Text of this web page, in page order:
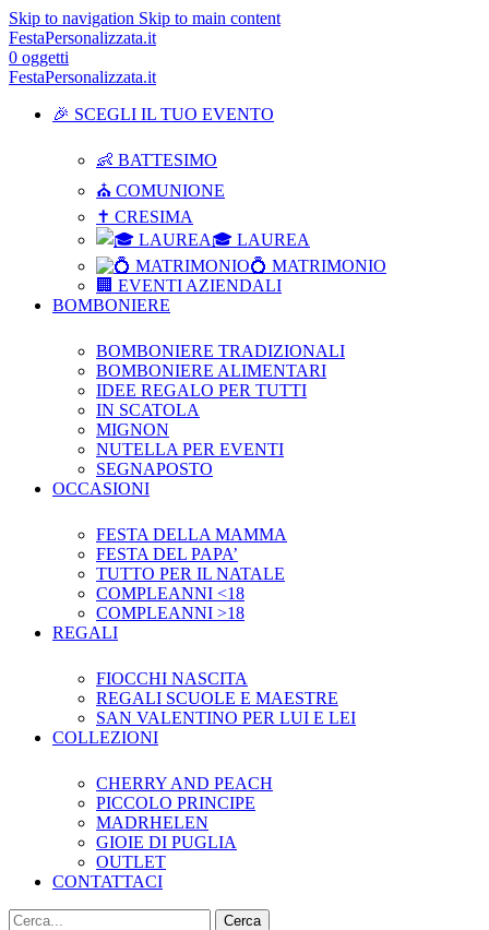
Skip to navigation Skip to main content
FestaPersonalizzata.it
0 oggetti
FestaPersonalizzata.it
🎉 SCEGLI IL TUO EVENTO
👶 BATTESIMO
⛪ COMUNIONE
✝ CRESIMA
🎓 LAUREA
💍 MATRIMONIO
🏢 EVENTI AZIENDALI
BOMBONIERE
BOMBONIERE TRADIZIONALI
BOMBONIERE ALIMENTARI
IDEE REGALO PER TUTTI
IN SCATOLA
MIGNON
NUTELLA PER EVENTI
SEGNAPOSTO
OCCASIONI
FESTA DELLA MAMMA
FESTA DEL PAPA’
TUTTO PER IL NATALE
COMPLEANNI <18
COMPLEANNI >18
REGALI
FIOCCHI NASCITA
REGALI SCUOLE E MAESTRE
SAN VALENTINO PER LUI E LEI
COLLEZIONI
CHERRY AND PEACH
PICCOLO PRINCIPE
MADRHELEN
GIOIE DI PUGLIA
OUTLET
CONTATTACI
Cerca